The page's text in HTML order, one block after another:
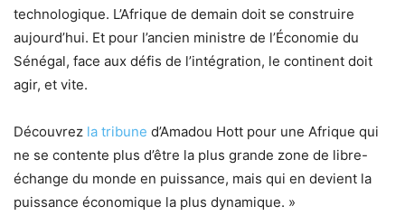
technologique. L’Afrique de demain doit se construire
aujourd’hui. Et pour l’ancien ministre de l’Économie du
Sénégal, face aux défis de l’intégration, le continent doit
agir, et vite.
Découvrez la tribune d’Amadou Hott pour une Afrique qui
ne se contente plus d’être la plus grande zone de libre-
échange du monde en puissance, mais qui en devient la
puissance économique la plus dynamique. »